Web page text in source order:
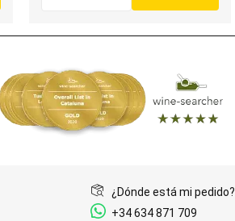
¿Dónde está mi pedido?
+34 634 871 709